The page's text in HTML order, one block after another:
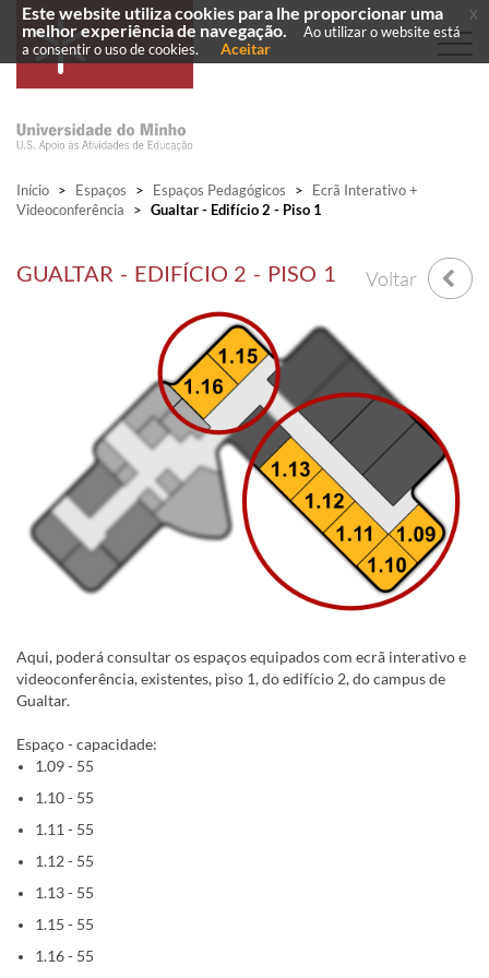
Início > Espaços > Espaços Pedagógicos >
Ecrã Interativo +
Videoconferência
> Gualtar - Edifício 2 - Piso 1
GUALTAR - EDIFÍCIO 2 - PISO 1 Voltar
Aqui, poderá consultar os espaços equipados com ecrã interativo e
videoconferência, existentes, piso 1, do edifício 2, do campus de
Gualtar.
Espaço - capacidade:
1.09 - 55
1.10 - 55
1.11 - 55
1.12 - 55
1.13 - 55
1.15 - 55
1.16 - 55
Este website utiliza cookies para lhe proporcionar uma
melhor experiência de navegação.
Ao utilizar o website está
a consentir o uso de cookies.
Aceitar
x